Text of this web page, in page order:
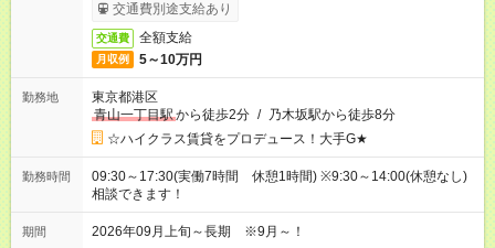
交通費別途支給あり
交通費 全額支給
月収例 5～10万円
勤務地
東京都港区
青山一丁目駅から徒歩2分 / 乃木坂駅から徒歩8分
☆ハイクラス賃貸をプロデュース！大手G★
勤務時間
09:30～17:30(実働7時間 休憩1時間) ※9:30～14:00(休憩なし)
相談できます！
期間 2026年09月上旬～長期 ※9月～！